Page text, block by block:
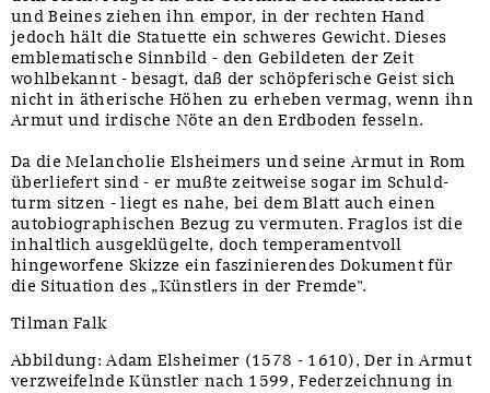
und Beines ziehen ihn empor, in der rechten Hand
jedoch hält die Statuette ein schweres Gewicht. Dieses
emblematische Sinnbild - den Gebildeten der Zeit
wohlbekannt - besagt, daß der schöpferische Geist sich
nicht in ätherische Höhen zu erheben vermag, wenn ihn
Armut und irdische Nöte an den Erdboden fesseln.
Da die Melancholie Elsheimers und seine Armut in Rom
überliefert sind - er mußte zeitweise sogar im Schuld-
turm sitzen - liegt es nahe, bei dem Blatt auch einen
autobiographischen Bezug zu vermuten. Fraglos ist die
inhaltlich ausgeklügelte, doch temperamentvoll
hingeworfene Skizze ein faszinierendes Dokument für
die Situation des „Künstlers in der Fremde".
Tilman Falk
Abbildung: Adam Elsheimer (1578 - 1610), Der in Armut
verzweifelnde Künstler nach 1599, Federzeichnung in